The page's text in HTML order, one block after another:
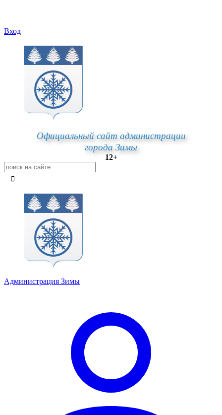
Вход
Официальный сайт администрации
города Зимы
12+
Администрация Зимы